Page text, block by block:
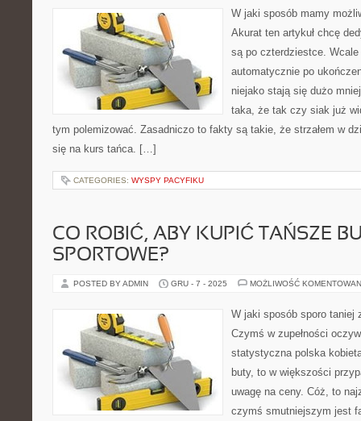
W jaki sposób mamy
Akurat ten artykuł chcę
są po czterdziestce.
automatycznie po
niejako stają się dużo
taka, że tak czy siak już
tym polemizować. Zasadniczo to fakty są takie, że strzałem w
się na kurs tańca. […]
CATEGORIES: WYSPY PACYFIKU
CO ROBIĆ, ABY KUPIĆ TAŃSZE
SPORTOWE?
POSTED BY ADMIN GRU - 7 - 2025 MOŻLIWOŚĆ
W jaki sposób sporo taniej
Czymś w zupełności
statystyczna polska
buty, to w większości
uwagę na ceny. Cóż, to
czymś smutniejszym jest